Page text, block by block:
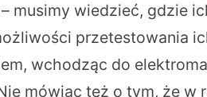
musimy wiedzieć, gdzie
przetestowania
wchodząc do
mówiąc też o tym, że w